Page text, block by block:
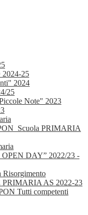
25
2024
25
Note" 2023
PRIMARIA
DAY” 2022/23 -
Risorgimento
AS 2022-23
Tutti competenti